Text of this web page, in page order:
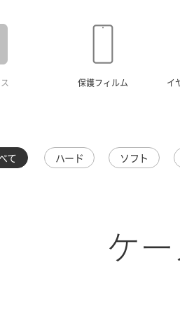
保護フィルム イ
て ハード ソフト
ケ